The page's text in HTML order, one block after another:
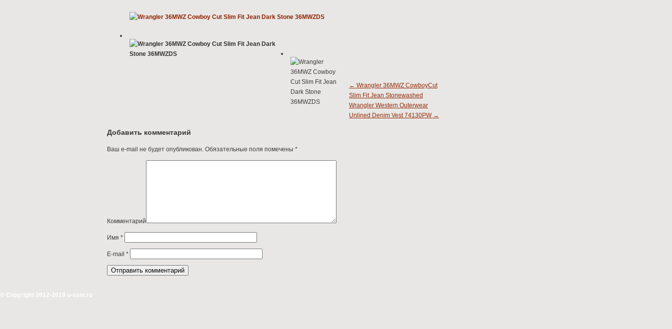
← Wrangler 36MWZ CowboyCut
Slim Fit Jean Stonewashed
Wrangler Western Outerwear
Unlined Denim Vest 74130PW →
Добавить комментарий
Ваш e-mail не будет опубликован. Обязательные поля помечены *
Комментарий
Имя *
E-mail *
© Copyright 2012-2019 u-sam.ru